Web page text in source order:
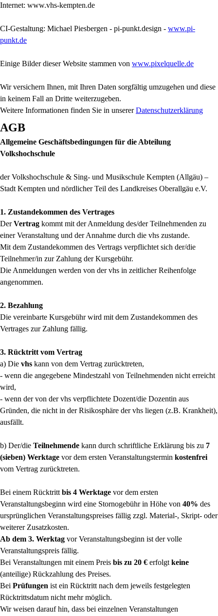
Internet: www.vhs-kempten.de
CI-Gestaltung: Michael Piesbergen - pi-punkt.design - www.pi-
punkt.de
Einige Bilder dieser Website stammen von www.pixelquelle.de
Wir versichern Ihnen, mit Ihren Daten sorgfältig umzugehen und diese
in keinem Fall an Dritte weiterzugeben.
Weitere Informationen finden Sie in unsererDatenschutzerklärung
AGB
Allgemeine Geschäftsbedingungen für die Abteilung
Volkshochschule
der Volkshochschule & Sing- und Musikschule Kempten (Allgäu) –
Stadt Kempten und nördlicher Teil des Landkreises Oberallgäu e.V.
1. Zustandekommen des Vertrages
DerVertrag kommt mit der Anmeldung des/der Teilnehmenden zu
einer Veranstaltung und der Annahme durch die vhs zustande.
Mit dem Zustandekommen des Vertrags verpflichtet sich der/die
Teilnehmer/in zur Zahlung der Kursgebühr.
Die Anmeldungen werden von der vhs in zeitlicher Reihenfolge
angenommen.
2. Bezahlung
Die vereinbarte Kursgebühr wird mit dem Zustandekommen des
Vertrages zur Zahlung fällig.
3. Rücktritt vom Vertrag
a) Die vhs kann von dem Vertrag zurücktreten,
- wenn die angegebene Mindestzahl von Teilnehmenden nicht erreicht
wird,
- wenn der von der vhs verpflichtete Dozent/die Dozentin aus
Gründen, die nicht in der Risikosphäre der vhs liegen (z.B. Krankheit),
ausfällt.
b) Der/die Teilnehmende kann durch schriftliche Erklärung bis zu 7
(sieben) Werktage vor dem ersten Veranstaltungstermin kostenfrei
vom Vertrag zurücktreten.
Bei einem Rücktritt bis 4 Werktage vor dem ersten
Veranstaltungsbeginn wird eine Stornogebühr in Höhe von 40% des
ursprünglichen Veranstaltungspreises fällig zzgl. Material-, Skript- oder
weiterer Zusatzkosten.
Ab dem 3. Werktag vor Veranstaltungsbeginn ist der volle
Veranstaltungspreis fällig.
Bei Veranstaltungen mit einem Preis bis zu 20 € erfolgt keine
(anteilige) Rückzahlung des Preises.
Bei Prüfungen ist ein Rücktritt nach dem jeweils festgelegten
Rücktrittsdatum nicht mehr möglich.
Wir weisen darauf hin, dass bei einzelnen Veranstaltungen